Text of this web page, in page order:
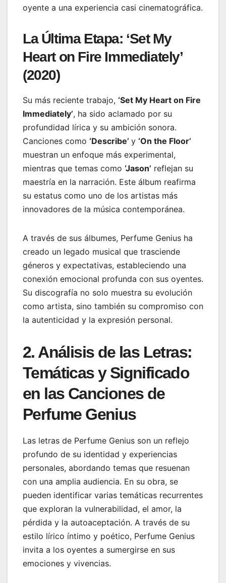
oyente a una experiencia casi cinematográfica.
La Última Etapa: ‘Set My
Heart on Fire Immediately’
(2020)
Su más reciente trabajo, ‘Set My Heart on Fire
Immediately’, ha sido aclamado por su
profundidad lírica y su ambición sonora.
Canciones como ‘Describe’ y ‘On the Floor’
muestran un enfoque más experimental,
mientras que temas como ‘Jason’ reflejan su
maestría en la narración. Este álbum reafirma
su estatus como uno de los artistas más
innovadores de la música contemporánea.
A través de sus álbumes, Perfume Genius ha
creado un legado musical que trasciende
géneros y expectativas, estableciendo una
conexión emocional profunda con sus oyentes.
Su discografía no solo muestra su evolución
como artista, sino también su compromiso con
la autenticidad y la expresión personal.
2. Análisis de las Letras:
Temáticas y Significado
en las Canciones de
Perfume Genius
Las letras de Perfume Genius son un reflejo
profundo de su identidad y experiencias
personales, abordando temas que resuenan
con una amplia audiencia. En su obra, se
pueden identificar varias temáticas recurrentes
que exploran la vulnerabilidad, el amor, la
pérdida y la autoaceptación. A través de su
estilo lírico íntimo y poético, Perfume Genius
invita a los oyentes a sumergirse en sus
emociones y vivencias.